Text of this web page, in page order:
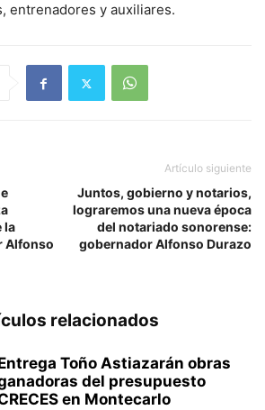
entrenadores y auxiliares.
la
Alfonso
Artículo siguiente
Juntos, gobierno y notarios,
lograremos una nueva época
del notariado sonorense:
gobernador Alfonso Durazo
relacionados
Toño Astiazarán obras
del presupuesto
en Montecarlo